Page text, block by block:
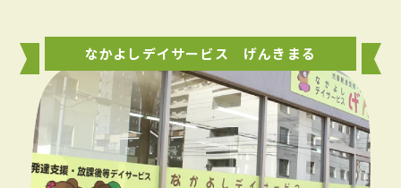
なかよしデイサービス げんきまる